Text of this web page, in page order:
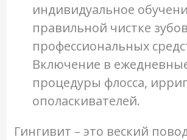
индивидуальное
правильной чистке
профессиональных
Включение в
процедуры флосса,
ополаскивателей.
Гингивит – это веский